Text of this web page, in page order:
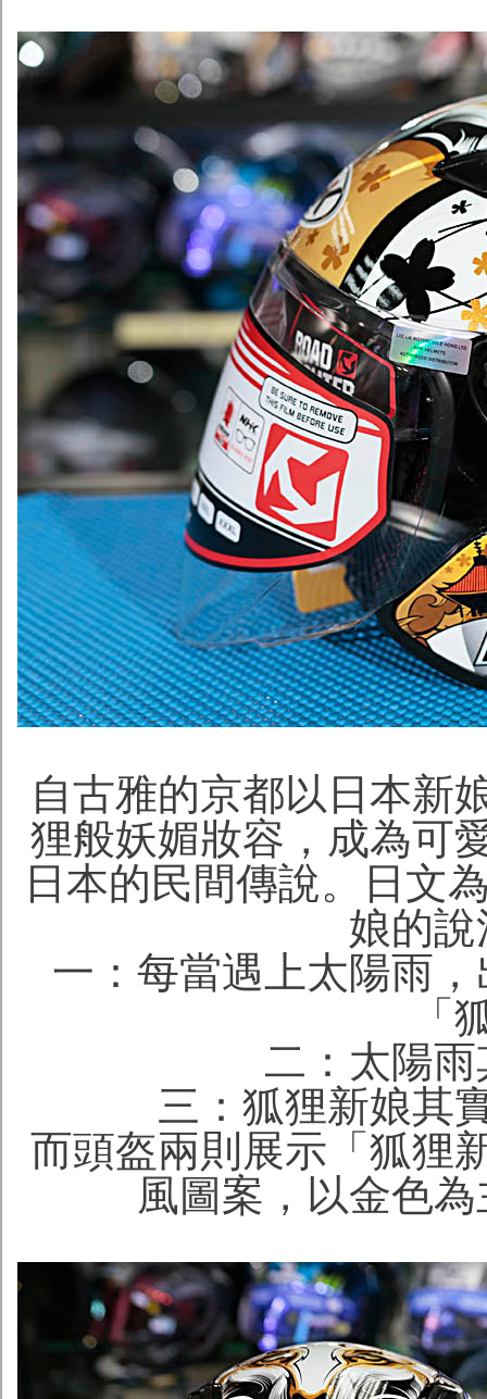
自古雅的京都以日本新
狸般妖媚妝容，成為可
日本的民間傳說。日文
娘的
一：每當遇上太陽雨
「
二：太陽
三：狐狸新娘其
而頭盔兩則展示「狐狸
風圖案，以金色